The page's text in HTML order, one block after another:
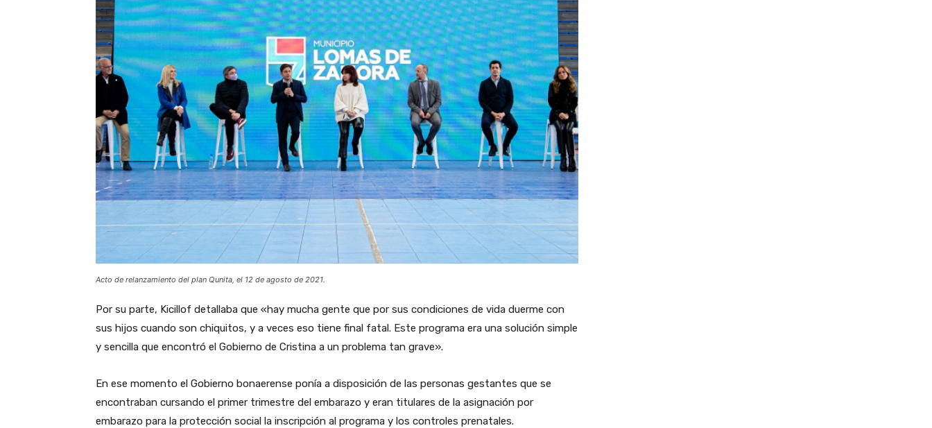
Acto de relanzamiento del plan Qunita, el 12 de agosto de 2021.
Por su parte, Kicillof detallaba que «hay mucha gente que por sus condiciones de vida duerme con
sus hijos cuando son chiquitos, y a veces eso tiene final fatal. Este programa era una solución simple
y sencilla que encontró el Gobierno de Cristina a un problema tan grave».
En ese momento el Gobierno bonaerense ponía a disposición de las personas gestantes que se
encontraban cursando el primer trimestre del embarazo y eran titulares de la asignación por
embarazo para la protección social la inscripción al programa y los controles prenatales.